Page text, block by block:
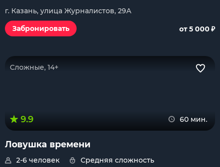
г. Казань, улица Журналистов, 29А
Забронировать
от 5 000 ₽
Сложные, 14+
9.9 60 мин.
Ловушка времени
2-6 человек
Средняя сложность